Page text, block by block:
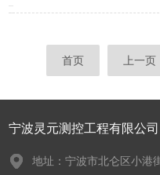
现转盘偏
试样制备
因及修复
指磨盘在
首页 上一页
宁波灵元测控工程有限公司
地址：宁波市北仑区小港